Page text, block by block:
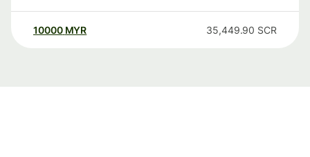
10000 MYR 35,449.90 SCR